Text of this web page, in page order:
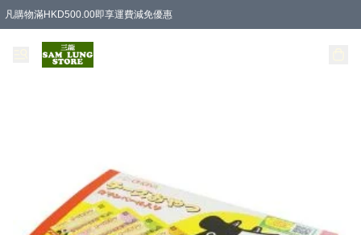
凡購物滿HKD500.00即享運費減免優惠